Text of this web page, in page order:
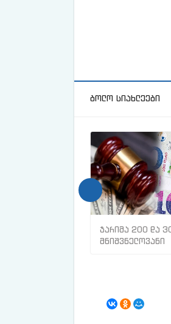
ბოლო სიახლეები
ჯარიმა 200 და
მნიშვნელოვანი